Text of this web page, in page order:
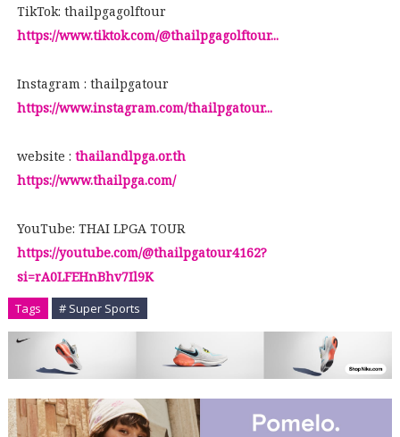
TikTok: thailpgagolftour
https://www.tiktok.com/@thailpgagolftour...
Instagram : thailpgatour
https://www.instagram.com/thailpgatour...
website : thailandlpga.or.th
https://www.thailpga.com/
YouTube: THAI LPGA TOUR
https://youtube.com/@thailpgatour4162?
si=rA0LFEHnBhv7Il9K
Tags # Super Sports